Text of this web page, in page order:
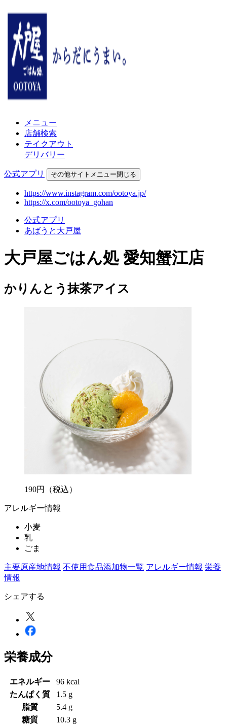
メニュー
店舗検索
テイクアウト
デリバリー
公式アプリ その他サイトメニュー閉じる
https://www.instagram.com/ootoya.jp/
https://x.com/ootoya_gohan
公式アプリ
あばうと大戸屋
大戸屋ごはん処 愛知蟹江店
かりんとう抹茶アイス
190円 （税込）
アレルギー情報
小麦
乳
ごま
主要原産地情報 不使用食品添加物一覧 アレルギー情報 栄養
情報
シェアする
栄養成分
エネルギー
96 kcal
たんぱく質
1.5 g
脂質
5.4 g
糖質
10.3 g